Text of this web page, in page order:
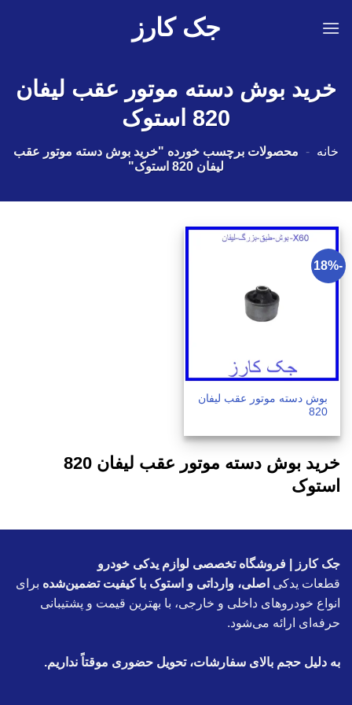
جک کارز
خرید بوش دسته موتور عقب لیفان
820 استوک
خانه -
محصولات برچسب خورده "خرید بوش دسته موتور عقب
لیفان 820 استوک"
-18%
بوش دسته موتور عقب لیفان
820
خرید بوش دسته موتور عقب لیفان 820
استوک
جک کارز | فروشگاه تخصصی لوازم یدکی خودرو
قطعات یدکی اصلی، وارداتی و استوک با کیفیت تضمین‌شده برای
انواع خودروهای داخلی و خارجی، با بهترین قیمت و پشتیبانی
حرفه‌ای ارائه می‌شود.
به دلیل حجم بالای سفارشات، تحویل حضوری موقتاً نداریم.